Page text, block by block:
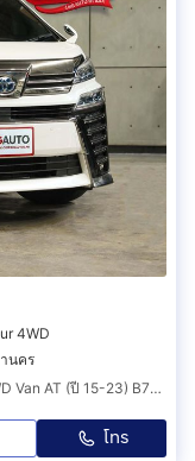
4WD
นคร
Toyota VELLFIRE 2021 2.5 HV ZR G Edition 4WD Van AT (ปี 15-23) B7064
โทร